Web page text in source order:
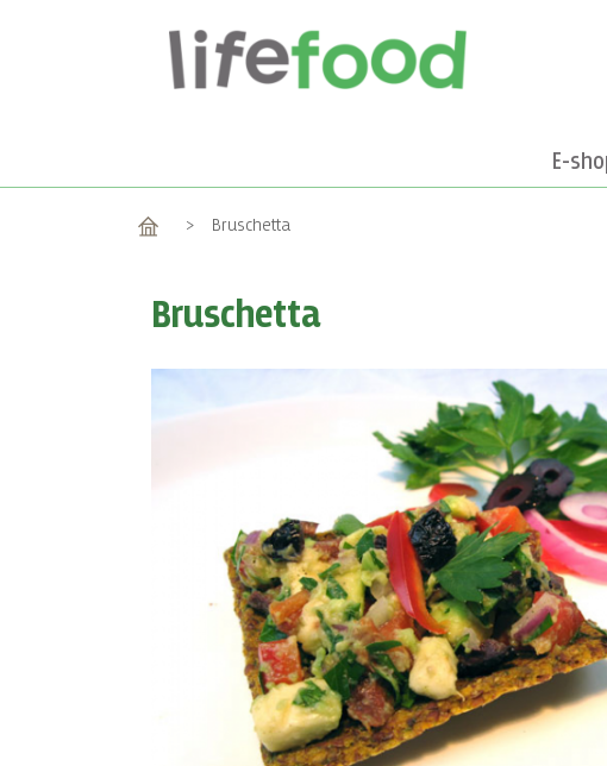
E-
Home > Bruschetta
Bruschetta